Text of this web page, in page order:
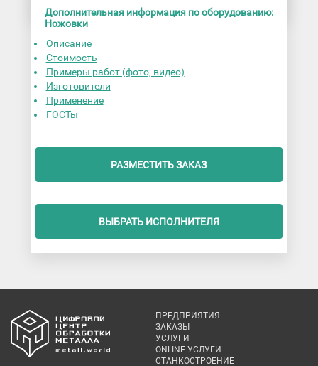
Дополнительная информация по оборудованию:
Ножовки
Описание
Стоимость
Примеры работ (фото, видео)
Изготовители
Применение
ГОСТы
РАЗМЕСТИТЬ ЗАКАЗ
ВЫБРАТЬ ИСПОЛНИТЕЛЯ
ПРЕДПРИЯТИЯ
ЗАКАЗЫ
УСЛУГИ
ONLINE УСЛУГИ
СТАНКОСТРОЕНИЕ